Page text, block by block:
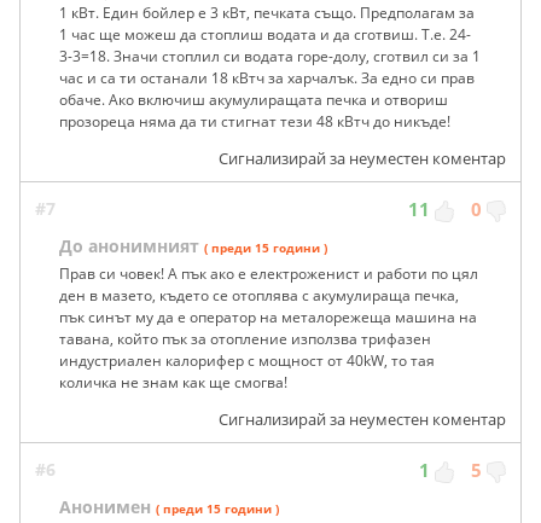
1 кВт. Един бойлер е 3 кВт, печката също. Предполагам за
1 час ще можеш да стоплиш водата и да сготвиш. Т.е. 24-
3-3=18. Значи стоплил си водата горе-долу, сготвил си за 1
час и са ти останали 18 кВтч за харчалък. За едно си прав
обаче. Ако включиш акумулиращата печка и отвориш
прозореца няма да ти стигнат тези 48 кВтч до никъде!
Сигнализирай за неуместен коментар
#7 11 0
До анонимният ( преди 15 години )
Прав си човек! А пък ако е електроженист и работи по цял
ден в мазето, където се отоплява с акумулираща печка,
пък синът му да е оператор на металорежеща машина на
тавана, който пък за отопление използва трифазен
индустриален калорифер с мощност от 40kW, то тая
количка не знам как ще смогва!
Сигнализирай за неуместен коментар
#6 1 5
Анонимен ( преди 15 години )